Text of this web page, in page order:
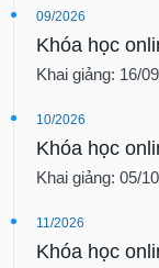
09/2026
Khóa học
Khai giảng: 16/
10/2026
Khóa học
Khai giảng: 05/
11/2026
Khóa học